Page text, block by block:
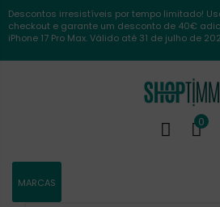
Descontos irresistíveis por tempo limitado!
checkout e garante um desconto de 40€
iPhone 17 Pro Max. Válido até 31 de julho de
0
MARCAS